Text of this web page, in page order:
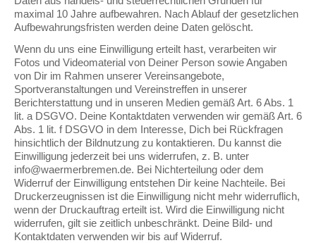
maximal 10 Jahre aufbewahren. Nach Ablauf der gesetzlichen
Aufbewahrungsfristen werden deine Daten gelöscht.
Wenn du uns eine Einwilligung erteilt hast, verarbeiten wir
Fotos und Videomaterial von Deiner Person sowie Angaben
von Dir im Rahmen unserer Vereinsangebote,
Sportveranstaltungen und Vereinstreffen in unserer
Berichterstattung und in unseren Medien gemäß Art. 6 Abs. 1
lit. a DSGVO. Deine Kontaktdaten verwenden wir gemäß Art. 6
Abs. 1 lit. f DSGVO in dem Interesse, Dich bei Rückfragen
hinsichtlich der Bildnutzung zu kontaktieren. Du kannst die
Einwilligung jederzeit bei uns widerrufen, z. B. unter
info@waermerbremen.de. Bei Nichterteilung oder dem
Widerruf der Einwilligung entstehen Dir keine Nachteile. Bei
Druckerzeugnissen ist die Einwilligung nicht mehr widerruflich,
wenn der Druckauftrag erteilt ist. Wird die Einwilligung nicht
widerrufen, gilt sie zeitlich unbeschränkt. Deine Bild- und
Kontaktdaten verwenden wir bis auf Widerruf.